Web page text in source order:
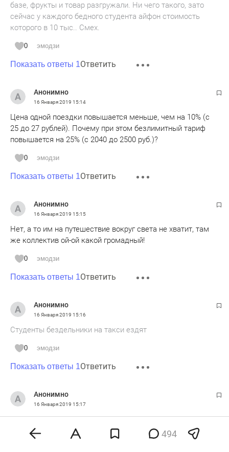
базе, фрукты и товар разгружали. Ни чего такого, зато
сейчас у каждого бедного студента айфон стоимость
которого в 10 тыс.. Смех.
0 эмодзи
Показать ответы 1Ответить
Анонимно
16 Января 2019 15:14
Цена одной поездки повышается меньше, чем на 10% (с
25 до 27 рублей). Почему при этом безлимитный тариф
повышается на 25% (с 2040 до 2500 руб.)?
0 эмодзи
Показать ответы 1Ответить
Анонимно
16 Января 2019 15:15
Нет, а то им на путешествие вокруг света не хватит, там
же коллектив ой-ой какой громадный!
0 эмодзи
Показать ответы 1Ответить
Анонимно
16 Января 2019 15:16
Студенты бездельники на такси ездят
0 эмодзи
Показать ответы 1Ответить
Анонимно
16 Января 2019 15:17
А куда делись студенты на дорогих иномарках?
494